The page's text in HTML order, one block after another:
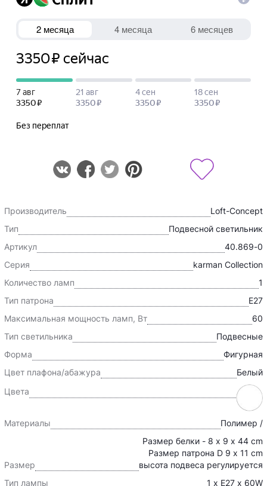
Производитель
Loft-Concept
Тип
Подвесной светильник
Артикул
40.869-0
Серия
karman Collection
Количество ламп
1
Тип патрона
E27
Максимальная мощность ламп, Вт
60
Тип светильника
Подвесные
Форма
Фигурная
Цвет плафона/абажура
Белый
Цвета
Материалы Полимер /
Размер
Размер белки - 8 x 9 x 44 cm
Размер патрона D 9 x 11 cm
высота подвеса регулируется
Тип лампы
1 x E27 x 60W